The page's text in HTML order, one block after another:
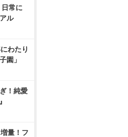
常に
ル
わたり
園」
！純愛
量！フ